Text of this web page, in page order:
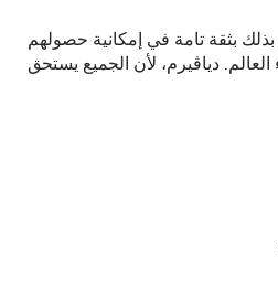
بذلك بثقة تامة في إمكانية حصولهم
دياڤيرم، لأن الجميع يستحق